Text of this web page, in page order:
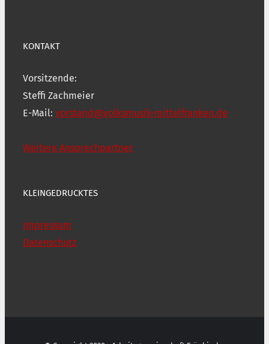
KONTAKT
Vorsitzende:
Steffi Zachmeier
E-Mail: vorstand@volksmusik-mittelfranken.de
Weitere Ansprechpartner
KLEINGEDRUCKTES
Impressum
Datenschutz